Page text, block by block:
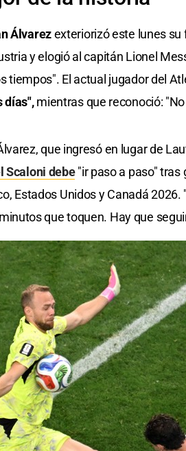
Álvarezexteriorizó este lunes su
y elogió al capitán Lionel
tiempos". El actual jugador del
días",mientras que reconoció:
que ingresó en lugar de
Scaloni debe"ir paso a paso" tras
Estados Unidos y Canadá
que toquen. Hay que